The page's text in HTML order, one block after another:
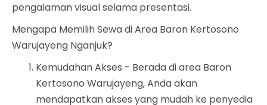
pengalaman visual selama presentasi.
Mengapa Memilih Sewa di Area Baron Kertosono
Warujayeng Nganjuk?
Kemudahan Akses - Berada di area Baron
Kertosono Warujayeng, Anda akan
mendapatkan akses yang mudah ke penyedia